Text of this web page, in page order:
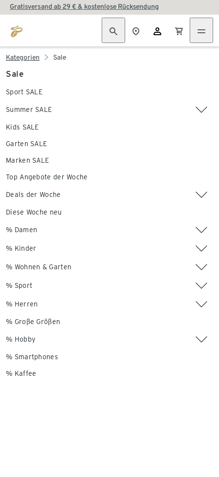
Gratisversand ab 29 € & kostenlose Rücksendung
Kategorien Sale
Sale
Sport SALE
Summer SALE
Kids SALE
Garten SALE
Marken SALE
Top Angebote der Woche
Deals der Woche
Diese Woche neu
% Damen
% Kinder
% Wohnen & Garten
% Sport
% Herren
% Große Größen
% Hobby
% Smartphones
% Kaffee